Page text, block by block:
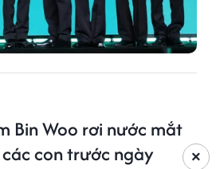
Bin Woo rơi nước mắt
con trước ngày
×